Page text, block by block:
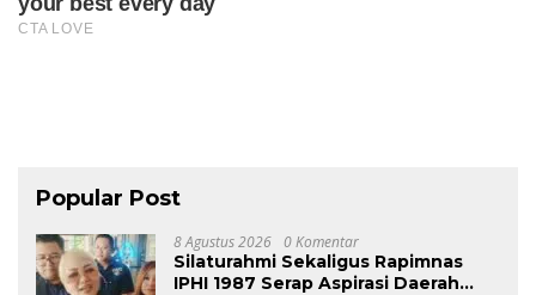
Popular Post
8 Agustus 2026 0 Komentar
Silaturahmi Sekaligus Rapimnas
IPHI 1987 Serap Aspirasi Daerah